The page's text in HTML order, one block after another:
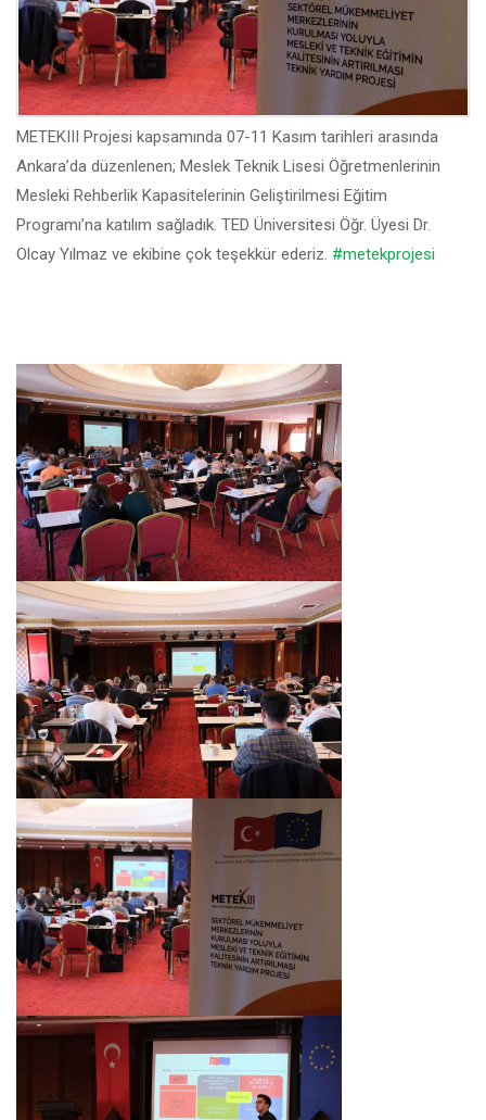
METEKIII Projesi kapsamında 07-11 Kasım tarihleri arasında
Ankara’da düzenlenen; Meslek Teknik Lisesi Öğretmenlerinin
Mesleki Rehberlik Kapasitelerinin Geliştirilmesi Eğitim
Programı’na katılım sağladık. TED Üniversitesi Öğr. Üyesi Dr.
Olcay Yılmaz ve ekibine çok teşekkür ederiz. #metekprojesi